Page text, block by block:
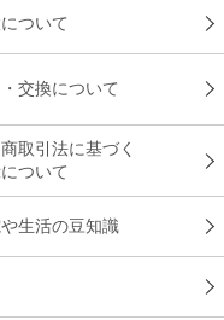
しくなりました。
（福岡県40代S.T様）
みの日には主人が掃除
言うまでもなく良かっ
ついて
交換について
取引法に基づく
ついて
生活の豆知識